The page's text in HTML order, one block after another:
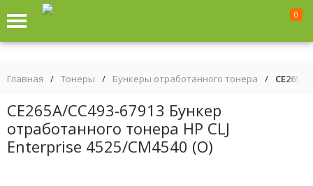
0
Главная / Тонеры / Бункеры отработанного тонера /
CE265A/CC493-67913 Бункер
отработанного тонера HP CLJ
Enterprise 4525/CM4540 (O)